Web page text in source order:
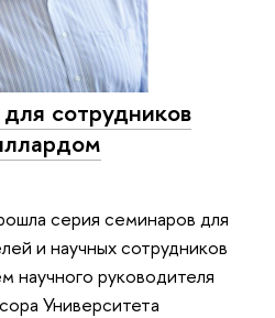
сотрудников
серия семинаров для
и научных сотрудников
научного руководителя
Университета